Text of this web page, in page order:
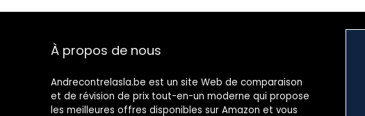
À propos de nous
Andrecontrelasla.be est un site Web de comparaison
et de révision de prix tout-en-un moderne qui propose
les meilleures offres disponibles sur Amazon et vous